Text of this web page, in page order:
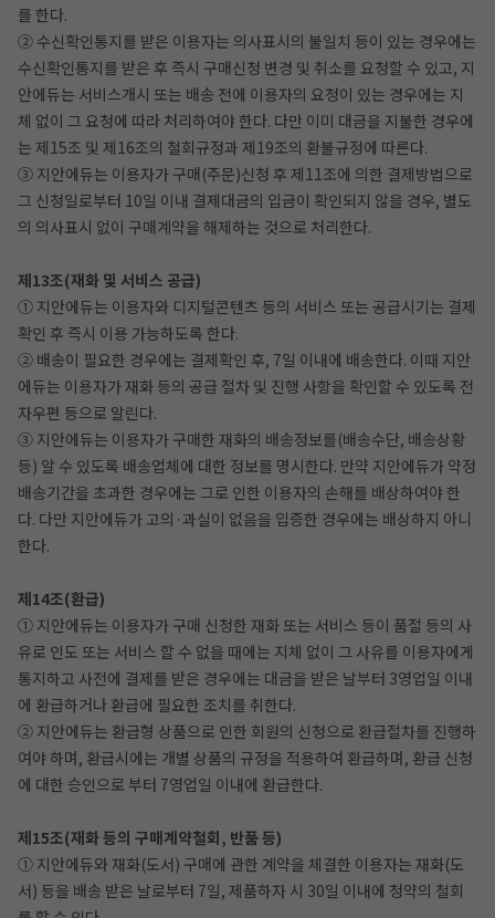
를 한다.
② 수신확인통지를 받은 이용자는 의사표시의 불일치 등이 있는 경우에는
수신확인통지를 받은 후 즉시 구매신청 변경 및 취소를 요청할 수 있고, 지
안에듀는 서비스개시 또는 배송 전에 이용자의 요청이 있는 경우에는 지
체 없이 그 요청에 따라 처리하여야 한다. 다만 이미 대금을 지불한 경우에
는 제15조 및 제16조의 철회규정과 제19조의 환불규정에 따른다.
③ 지안에듀는 이용자가 구매(주문)신청 후 제11조에 의한 결제방법으로
그 신청일로부터 10일 이내 결제대금의 입금이 확인되지 않을 경우, 별도
의 의사표시 없이 구매계약을 해제하는 것으로 처리한다.
제13조(재화 및 서비스 공급)
① 지안에듀는 이용자와 디지털콘텐츠 등의 서비스 또는 공급시기는 결제
확인 후 즉시 이용 가능하도록 한다.
② 배송이 필요한 경우에는 결제확인 후, 7일 이내에 배송한다. 이때 지안
에듀는 이용자가 재화 등의 공급 절차 및 진행 사항을 확인할 수 있도록 전
자우편 등으로 알린다.
③ 지안에듀는 이용자가 구매한 재화의 배송정보를(배송수단, 배송상황
등) 알 수 있도록 배송업체에 대한 정보를 명시한다. 만약 지안에듀가 약정
배송기간을 초과한 경우에는 그로 인한 이용자의 손해를 배상하여야 한
다. 다만 지안에듀가 고의·과실이 없음을 입증한 경우에는 배상하지 아니
한다.
제14조(환급)
① 지안에듀는 이용자가 구매 신청한 재화 또는 서비스 등이 품절 등의 사
유로 인도 또는 서비스 할 수 없을 때에는 지체 없이 그 사유를 이용자에게
통지하고 사전에 결제를 받은 경우에는 대금을 받은 날부터 3영업일 이내
에 환급하거나 환급에 필요한 조치를 취한다.
② 지안에듀는 환급형 상품으로 인한 회원의 신청으로 환급절차를 진행하
여야 하며, 환급시에는 개별 상품의 규정을 적용하여 환급하며, 환급 신청
에 대한 승인으로 부터 7영업일 이내에 환급한다.
제15조(재화 등의 구매계약철회, 반품 등)
① 지안에듀와 재화(도서) 구매에 관한 계약을 체결한 이용자는 재화(도
서) 등을 배송 받은 날로부터 7일, 제품하자 시 30일 이내에 청약의 철회